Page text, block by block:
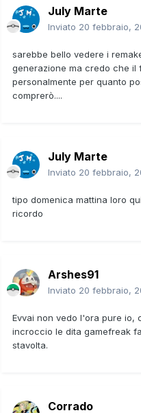
July Marte
Inviato 20 febbraio,
sarebbe bello vedere i
generazione ma credo che il
personalmente per quanto
comprerò....
July Marte
Inviato 20 febbraio,
tipo domenica mattina loro
ricordo
Arshes91
Inviato 20 febbraio,
Evvai non vedo l'ora pure io,
incroccio le dita gamefreak
stavolta.
Corrado